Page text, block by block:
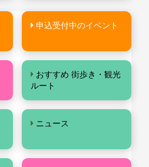
申込受付中のイベント
おすすめ 街歩き・観光
ルート
ニュース